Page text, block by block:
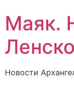
Маяк.
Новости